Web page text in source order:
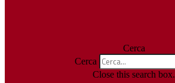
Cerca
Cerca
Close this search box.